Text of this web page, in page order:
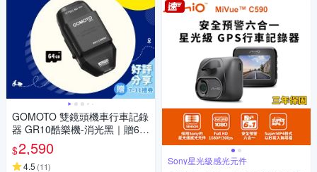
GOMOTO 雙鏡頭機車行車記錄
器 GR10酷樂機-消光黑｜贈64
GB記憶卡
$2,590
4.5 (11) Sony星光級感光元件